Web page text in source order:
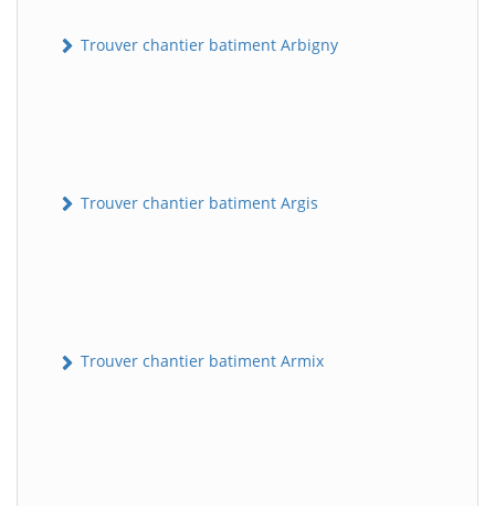
Trouver chantier batiment Arbigny
Trouver chantier batiment Argis
Trouver chantier batiment Armix